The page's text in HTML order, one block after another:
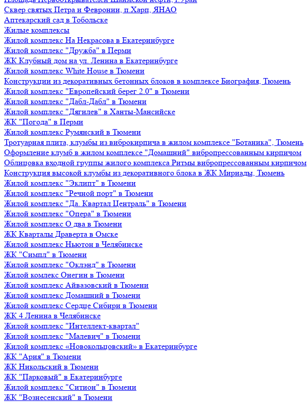
Сквер святых Петра и Февронии, п.Харп, ЯНАО
Аптекарский сад в Тобольске
Жилые комплексы
Жилой комплекс На Некрасова в Екатеринбурге
Жилой комплекс "Дружба" в Перми
ЖК Клубный дом на ул. Ленина в Екатеринбурге
Жилой комплекс White House в Тюмени
Конструкции из декоративных бетонных блоков в комплексе Биография, Тюмень
Жилой комплекс "Европейский берег 2.0" в Тюмени
Жилой комплекс "Дабл-Дабл" в Тюмени
Жилой комплекс "Дягилев" в Ханты-Мансийске
ЖК "Погода" в Перми
Жилой комплекс Румянский в Тюмени
Тротуарная плита, клумбы из виброкирпича в жилом комплексе "Ботаника", Тюмень
Оформление клумб в жилом комплексе "Домашний" вибропрессованным кирпичом
Облицовка входной группы жилого комплекса Ритмы вибропрессованным кирпичом
Конструкция высокой клумбы из декоративного блока в ЖК Мириады, Тюмень
Жилой комплекс "Эклипт" в Тюмени
Жилой комплекс "Речной порт" в Тюмени
Жилой комплекс "Да. Квартал Централь" в Тюмени
Жилой комплекс "Опера" в Тюмени
Жилой комплекс О два в Тюмени
ЖК Кварталы Драверта в Омске
Жилой комплекс Ньютон в Челябинске
ЖК "Симпл" в Тюмени
Жилой комплекс "Оклэнд" в Тюмени
Жилой комлекс Онегин в Тюмени
Жилой комплекс Айвазовский в Тюмени
Жилой комплекс Домашний в Тюмени
Жилой комплекс Сердце Сибири в Тюмени
ЖК 4 Ленина в Челябинске
Жилой комплекс "Интеллект-квартал"
Жилой комплекс "Малевич" в Тюмени
Жилой комплекс «Новокольцовский» в Екатеринбурге
ЖК "Ария" в Тюмени
ЖК Никольский в Тюмени
ЖК "Парковый" в Екатеринбурге
Жилой комплекс "Ситион" в Тюмени
ЖК "Вознесенский" в Тюмени